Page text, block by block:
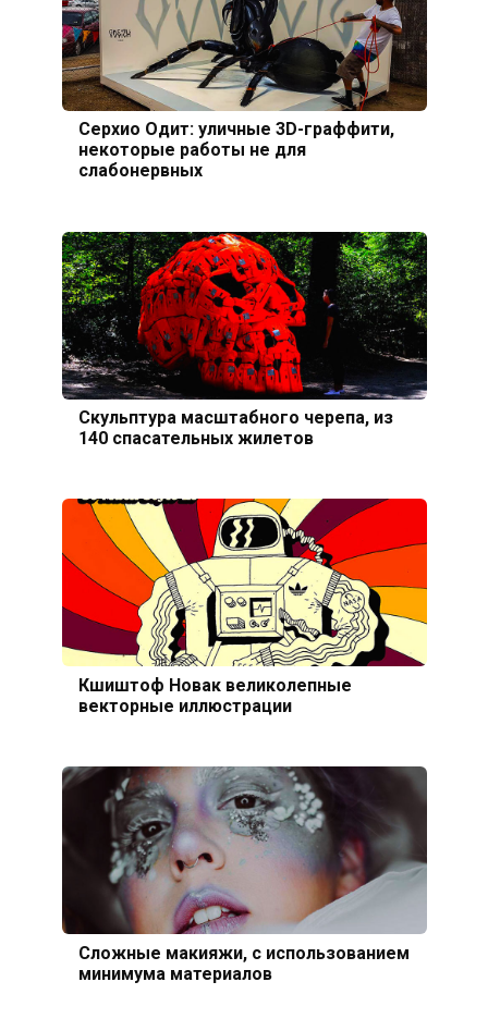
Серхио Одит: уличные 3D-граффити,
некоторые работы не для
слабонервных
Скульптура масштабного черепа, из
140 спасательных жилетов
Кшиштоф Новак великолепные
векторные иллюстрации
Сложные макияжи, с использованием
минимума материалов